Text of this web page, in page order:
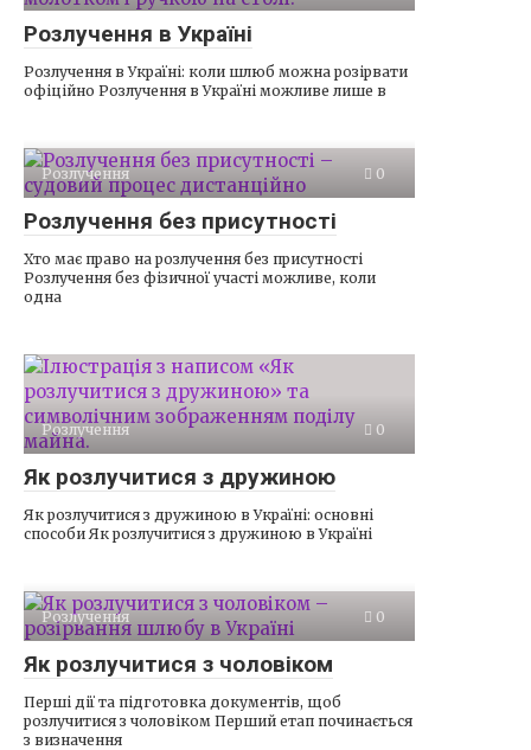
Розлучення в Україні
Розлучення в Україні: коли шлюб можна розірвати
офіційно Розлучення в Україні можливе лише в
Розлучення 0
Розлучення без присутності
Хто має право на розлучення без присутності
Розлучення без фізичної участі можливе, коли
одна
Розлучення 0
Як розлучитися з дружиною
Як розлучитися з дружиною в Україні: основні
способи Як розлучитися з дружиною в Україні
Розлучення 0
Як розлучитися з чоловіком
Перші дії та підготовка документів, щоб
розлучитися з чоловіком Перший етап починається
з визначення